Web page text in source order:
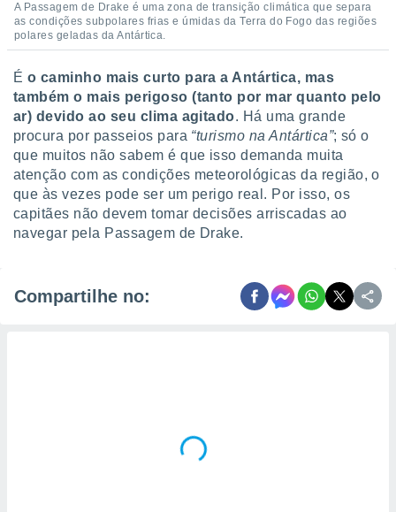
A Passagem de Drake é uma zona de transição climática que separa
as condições subpolares frias e úmidas da Terra do Fogo das regiões
polares geladas da Antártica.
É o caminho mais curto para a Antártica, mas
também o mais perigoso (tanto por mar quanto pelo
ar) devido ao seu clima agitado. Há uma grande
procura por passeios para “turismo na Antártica”; só o
que muitos não sabem é que isso demanda muita
atenção com as condições meteorológicas da região, o
que às vezes pode ser um perigo real. Por isso, os
capitães não devem tomar decisões arriscadas ao
navegar pela Passagem de Drake.
Compartilhe no: